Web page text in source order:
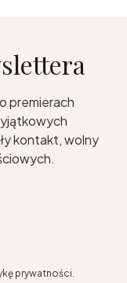
premierach
kontakt, wolny
prywatności.